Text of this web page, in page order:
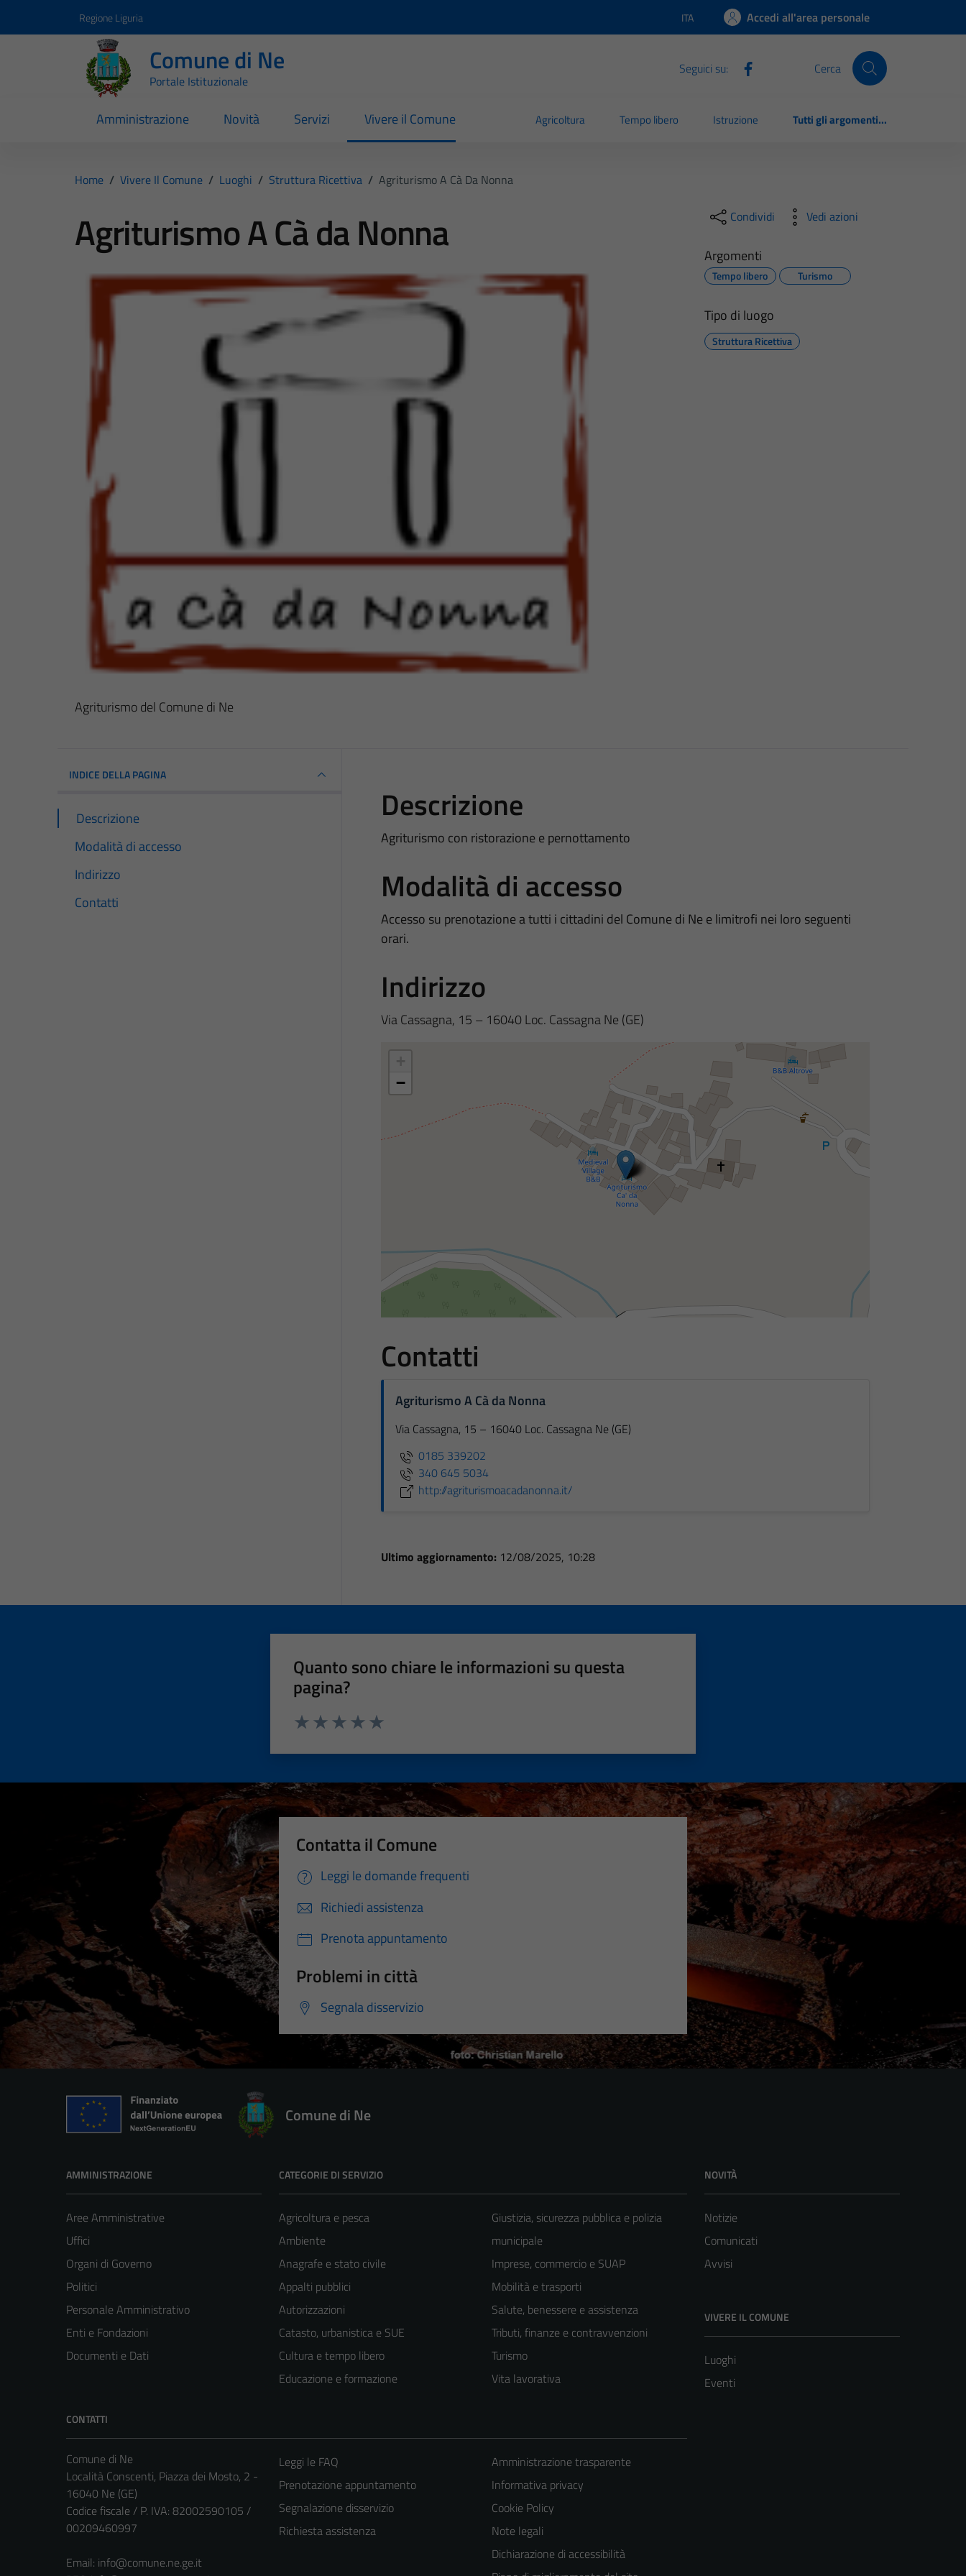
Regione Liguria Lingua attiva:
ITA Accedi all'area personale
Comune di Ne
Portale Istituzionale
Seguici su: Cerca
Amministrazione Novità Servizi Vivere il Comune Agricoltura Tempo libero Istruzione Tutti gli argomenti...
Home / Vivere Il Comune / Luoghi / Struttura Ricettiva / Agriturismo A Cà Da Nonna
Agriturismo A Cà da Nonna
Agriturismo del Comune di Ne
Condividi Vedi azioni
Argomenti
Tempo libero Turismo
Tipo di luogo
Struttura Ricettiva
INDICE DELLA PAGINA
Descrizione
Modalità di accesso
Indirizzo
Contatti
Descrizione
Agriturismo con ristorazione e pernottamento
Modalità di accesso
Accesso su prenotazione a tutti i cittadini del Comune di Ne e limitrofi nei loro seguenti
orari.
Indirizzo
Via Cassagna, 15 – 16040 Loc. Cassagna Ne (GE)
−
Contatti
Agriturismo A Cà da Nonna
Via Cassagna, 15 – 16040 Loc. Cassagna Ne (GE)
0185 339202
340 645 5034
http://agriturismoacadanonna.it/
Ultimo aggiornamento: 12/08/2025, 10:28
Quanto sono chiare le informazioni su questa
pagina?
Contatta il Comune
Leggi le domande frequenti
Richiedi assistenza
Prenota appuntamento
Problemi in città
Segnala disservizio
Comune di Ne
AMMINISTRAZIONE
Aree Amministrative
Uffici
Organi di Governo
Politici
Personale Amministrativo
Enti e Fondazioni
Documenti e Dati
CATEGORIE DI SERVIZIO
Agricoltura e pesca
Ambiente
Anagrafe e stato civile
Appalti pubblici
Autorizzazioni
Catasto, urbanistica e SUE
Cultura e tempo libero
Educazione e formazione
Giustizia, sicurezza pubblica e polizia
municipale
Imprese, commercio e SUAP
Mobilità e trasporti
Salute, benessere e assistenza
Tributi, finanze e contravvenzioni
Turismo
Vita lavorativa
NOVITÀ
Notizie
Comunicati
Avvisi
VIVERE IL COMUNE
Luoghi
Eventi
CONTATTI
Comune di Ne
Località Conscenti, Piazza dei Mosto, 2 -
16040 Ne (GE)
Codice fiscale / P. IVA: 82002590105 /
00209460997
Email: info@comune.ne.ge.it
Leggi le FAQ
Prenotazione appuntamento
Segnalazione disservizio
Richiesta assistenza
Amministrazione trasparente
Informativa privacy
Cookie Policy
Note legali
Dichiarazione di accessibilità
Tecnici
Questi cookie
sono necessari
per il